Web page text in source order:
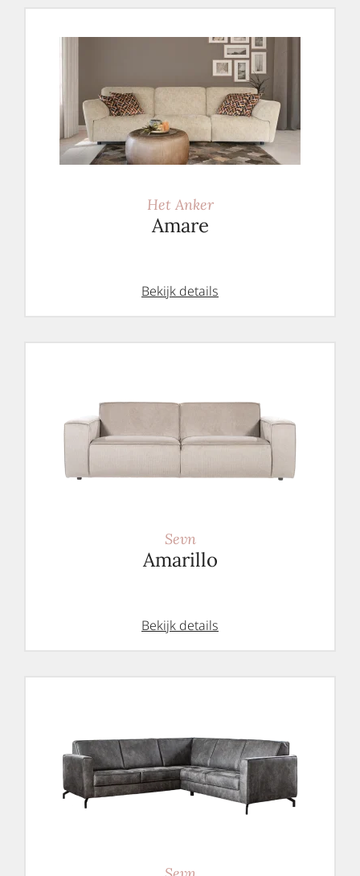
Het Anker
Amare
Bekijk details
Sevn
Amarillo
Bekijk details